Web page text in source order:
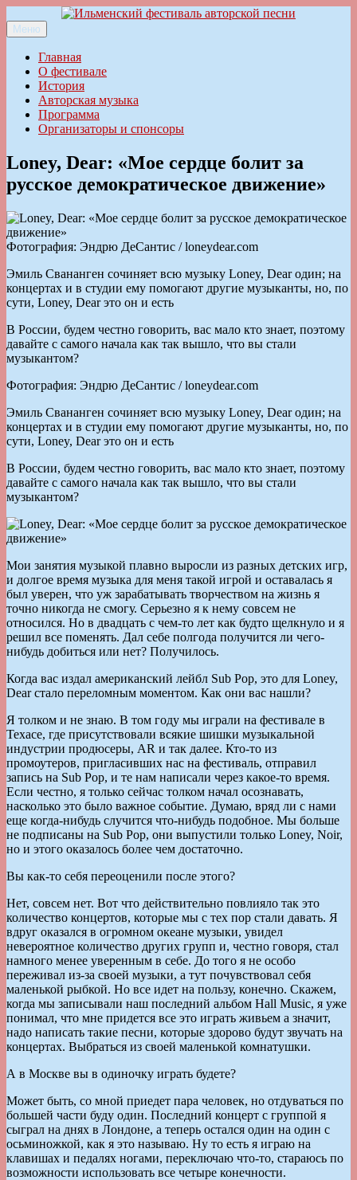
к
содержимому
Ильменский фестиваль авторской песни
Меню
Главная
О фестивале
История
Авторская музыка
Программа
Организаторы и спонсоры
Loney, Dear: «Мое сердце болит за
русское демократическое движение»
Фотография: Эндрю ДеСантис / loneydear.com
Эмиль Свананген сочиняет всю музыку Loney, Dear один; на
концертах и в студии ему помогают другие музыканты, но, по
сути, Loney, Dear это он и есть
В России, будем честно говорить, вас мало кто знает, поэтому
давайте с самого начала как так вышло, что вы стали
музыкантом?
Фотография: Эндрю ДеСантис / loneydear.com
Эмиль Свананген сочиняет всю музыку Loney, Dear один; на
концертах и в студии ему помогают другие музыканты, но, по
сути, Loney, Dear это он и есть
В России, будем честно говорить, вас мало кто знает, поэтому
давайте с самого начала как так вышло, что вы стали
музыкантом?
Мои занятия музыкой плавно выросли из разных детских игр,
и долгое время музыка для меня такой игрой и оставалась я
был уверен, что уж зарабатывать творчеством на жизнь я
точно никогда не смогу. Серьезно я к нему совсем не
относился. Но в двадцать с чем-то лет как будто щелкнуло и я
решил все поменять. Дал себе полгода получится ли чего-
нибудь добиться или нет? Получилось.
Когда вас издал американский лейбл Sub Pop, это для Loney,
Dear стало переломным моментом. Как они вас нашли?
Я толком и не знаю. В том году мы играли на фестивале в
Техасе, где присутствовали всякие шишки музыкальной
индустрии продюсеры, AR и так далее. Кто-то из
промоутеров, пригласивших нас на фестиваль, отправил
запись на Sub Pop, и те нам написали через какое-то время.
Если честно, я только сейчас толком начал осознавать,
насколько это было важное событие. Думаю, вряд ли с нами
еще когда-нибудь случится что-нибудь подобное. Мы больше
не подписаны на Sub Pop, они выпустили только Loney, Noir,
но и этого оказалось более чем достаточно.
Вы как-то себя переоценили после этого?
Нет, совсем нет. Вот что действительно повлияло так это
количество концертов, которые мы с тех пор стали давать. Я
вдруг оказался в огромном океане музыки, увидел
невероятное количество других групп и, честно говоря, стал
намного менее уверенным в себе. До того я не особо
переживал из-за своей музыки, а тут почувствовал себя
маленькой рыбкой. Но все идет на пользу, конечно. Скажем,
когда мы записывали наш последний альбом Hall Music, я уже
понимал, что мне придется все это играть живьем а значит,
надо написать такие песни, которые здорово будут звучать на
концертах. Выбраться из своей маленькой комнатушки.
А в Москве вы в одиночку играть будете?
Может быть, со мной приедет пара человек, но отдуваться по
большей части буду один. Последний концерт с группой я
сыграл на днях в Лондоне, а теперь остался один на один с
осьминожкой, как я это называю. Ну то есть я играю на
клавишах и педалях ногами, переключаю что-то, стараюсь по
возможности использовать все четыре конечности.